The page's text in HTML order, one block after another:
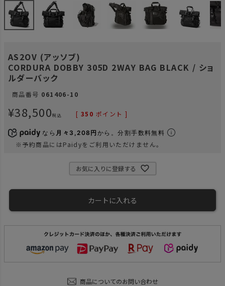
AS2OV (アッソブ)
CORDURA DOBBY 305D 2WAY BAG BLACK / ショ
ルダーバック
商品番号 061406-10
¥38,500税込 [ 350 ポイント ]
なら 月々3,208円 から。分割手数料無料
※予約商品にはPaidyをご利用いただけません。
お気に入りに登録する
カートに入れる
商品についてのお問い合わせ